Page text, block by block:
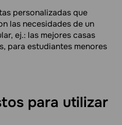
personalizadas que
las necesidades de un
ej.: las mejores casas
para estudiantes menores
para utilizar